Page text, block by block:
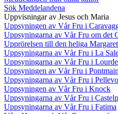
Sök Meddelandena
Uppvisningar av Jesus och Maria
Uppsyningen av Vår Fru i
Uppsyningarna av Vår Fru om det
Upprörelsen till den heliga
Uppsyningarna av Vår Fru i La
Uppsyningarna av Vår Fru i
Uppsyningen av Vår Fru i Pontmain
Uppsyningarna av Vår Fru i
Uppsyningen av Vår Fru i Knock
Uppsyningarna av Vår Fru i
Uppsyningarna av Vår Fru i Fatima